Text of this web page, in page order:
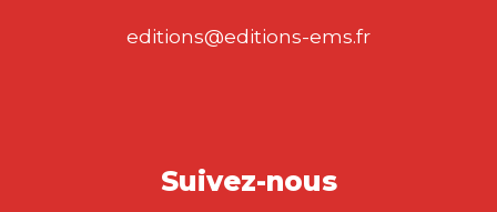
editions@editions-ems.fr
Suivez-nous